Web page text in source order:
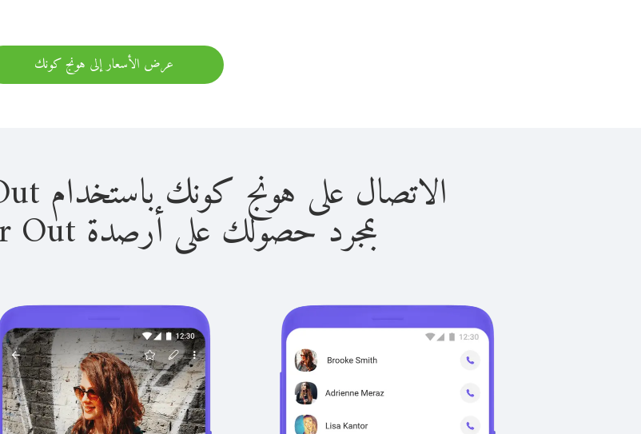
عرض الأسعار إلى هونج كونك
الاتصال على هونج كونك باستخدام Viber Out سهل للغاية.
بمجرد حصولك على أرصدة Viber Out، يمكنك: